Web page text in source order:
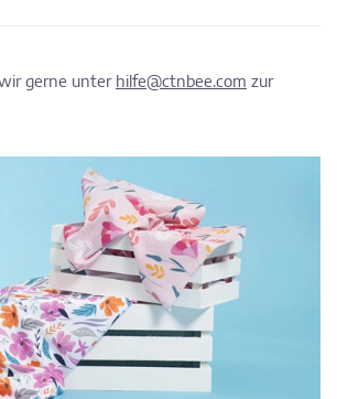
gerne unter hilfe@ctnbee.com zur